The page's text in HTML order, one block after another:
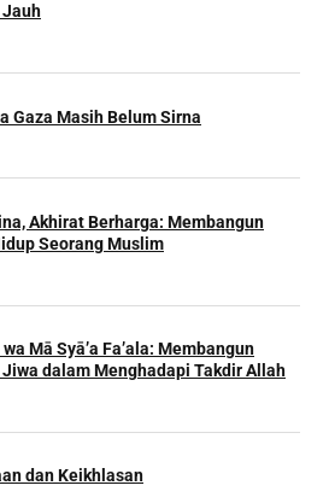
Gaza Masih Belum Sirna
Akhirat Berharga: Membangun
Seorang Muslim
Mā Syā’a Fa’ala: Membangun
dalam Menghadapi Takdir Allah
dan Keikhlasan